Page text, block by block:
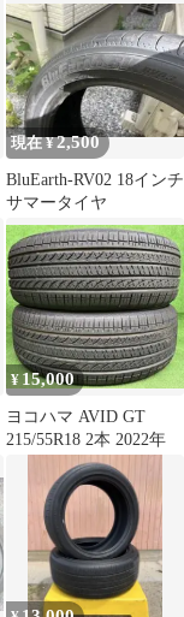
FLEVA 205/40R18 2本
h_2606
現在 ¥2,500
BluEarth-RV02 18インチ
サマータイヤ
¥ 15,000
ヨコハマ AVID GT
215/55R18 2本 2022年